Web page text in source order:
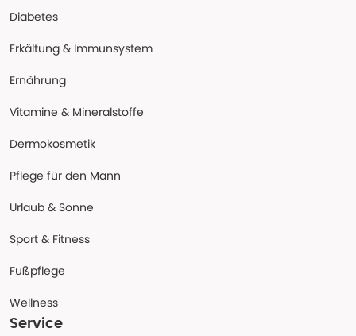
Diabetes
Erkältung & Immunsystem
Ernährung
Vitamine & Mineralstoffe
Dermokosmetik
Pflege für den Mann
Urlaub & Sonne
Sport & Fitness
Fußpflege
Wellness
Service